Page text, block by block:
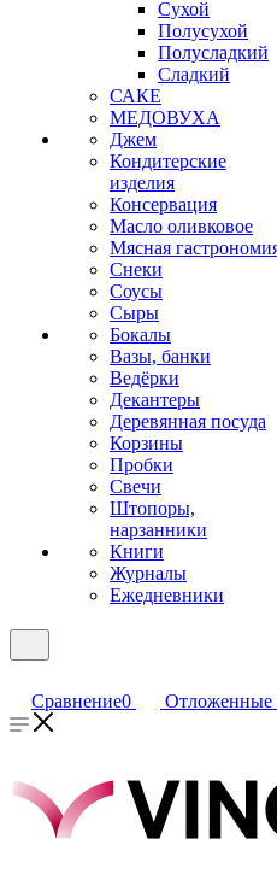
Сухой
Полусухой
Полусладкий
Сладкий
САКЕ
МЕДОВУХА
Джем
Кондитерские
изделия
Консервация
Масло оливковое
Мясная
Снеки
Соусы
Сыры
Бокалы
Вазы, банки
Ведёрки
Декантеры
Деревянная посуда
Корзины
Пробки
Свечи
Штопоры,
нарзанники
Книги
Журналы
Ежедневники
Сравнение0 Отложенные